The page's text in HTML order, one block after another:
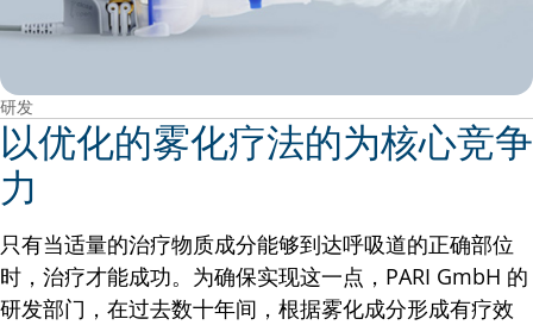
研发
以优化的雾化疗法的为核心竞争
力
只有当适量的治疗物质成分能够到达呼吸道的正确部位
时，治疗才能成功。为确保实现这一点，PARI GmbH 的
研发部门，在过去数十年间，根据雾化成分形成有疗效